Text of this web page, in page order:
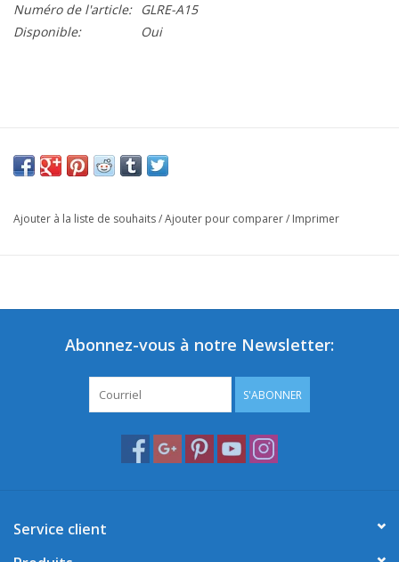
Numéro de l'article:
GLRE-A15
Disponible:
Oui
Ajouter à la liste de souhaits/Ajouter pour comparer/ Imprimer
Abonnez-vous à notre Newsletter:
S'ABONNER
Service client